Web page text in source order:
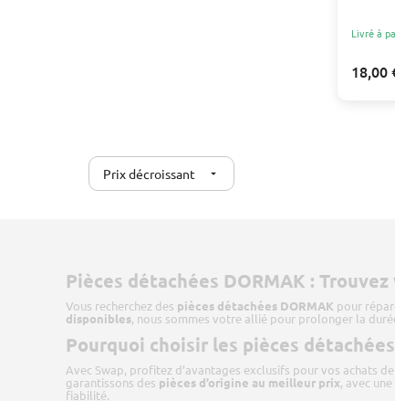
Livré à
18,00
Prix décroissant arrow_drop_down
Pièces détachées DORMAK :
Vous recherchez des pièces détachées DORMAK pour
disponibles, nous sommes votre allié pour prolonger la
Pourquoi choisir les pièces
Avec Swap, profitez d’avantages exclusifs pour vos achats
garantissons des pièces d’origine au meilleur prix, avec
fiabilité.